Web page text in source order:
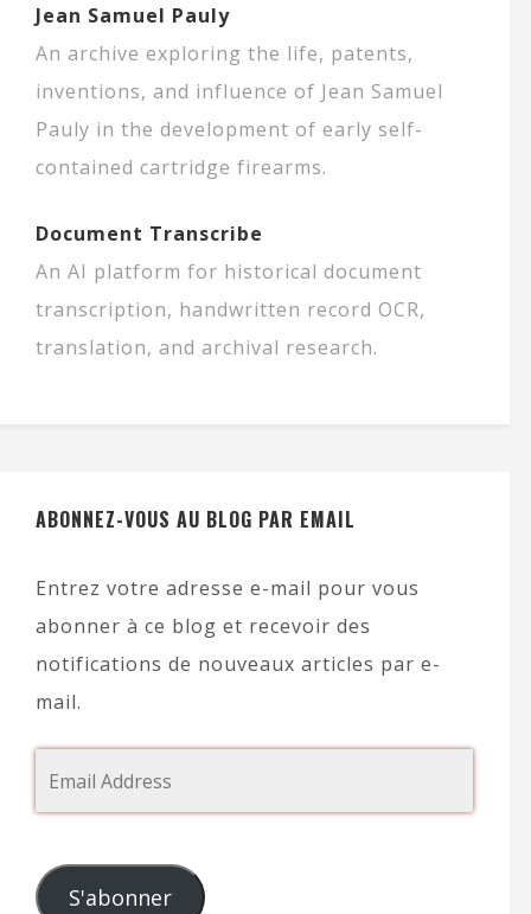
Jean Samuel Pauly
An archive exploring the life, patents,
inventions, and influence of Jean Samuel
Pauly in the development of early self-
contained cartridge firearms.
Document Transcribe
An AI platform for historical document
transcription, handwritten record OCR,
translation, and archival research.
ABONNEZ-VOUS AU BLOG PAR EMAIL
Entrez votre adresse e-mail pour vous
abonner à ce blog et recevoir des
notifications de nouveaux articles par e-
mail.
S'abonner